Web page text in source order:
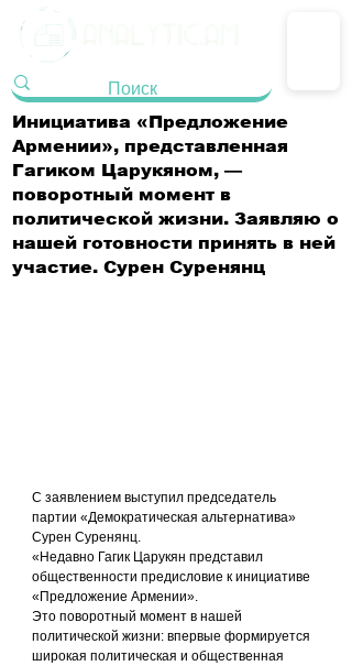
Инициатива «Предложение
Армении», представленная
Гагиком Царукяном, —
поворотный момент в
политической жизни. Заявляю о
нашей готовности принять в ней
участие. Сурен Суренянц
С заявлением выступил председатель
партии «Демократическая альтернатива»
Сурен Суренянц.
«Недавно Гагик Царукян представил
общественности предисловие к инициативе
«Предложение Армении».
Это поворотный момент в нашей
политической жизни: впервые формируется
широкая политическая и общественная